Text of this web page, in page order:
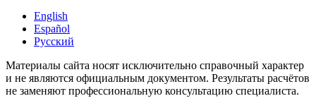
English
Español
Русский
Материалы сайта носят исключительно справочный характер
и не являются официальным документом. Результаты расчётов
не заменяют профессиональную консультацию специалиста.